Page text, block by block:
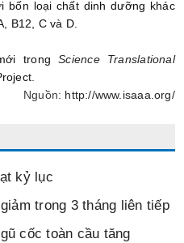
bốn loại chất dinh dưỡng khác
B12, C và D.
trongScience Translational
t
Nguồn: http://www.isaaa.org/
kỷ lục
trong 3 tháng liên tiếp
cốc toàn cầu tăng